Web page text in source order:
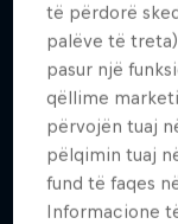
Follow Ford
të përdorë
palëve të
pasur një
qëllime
përvojën tuaj
pëlqimin tuaj
fund të faqes
Informacione